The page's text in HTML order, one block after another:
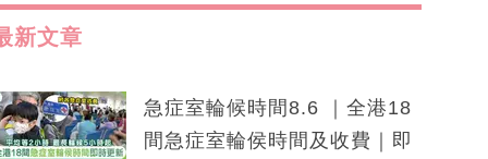
新文章
急症室輪候時間8.6 ｜全港18
間急症室輪侯時間及收費｜即